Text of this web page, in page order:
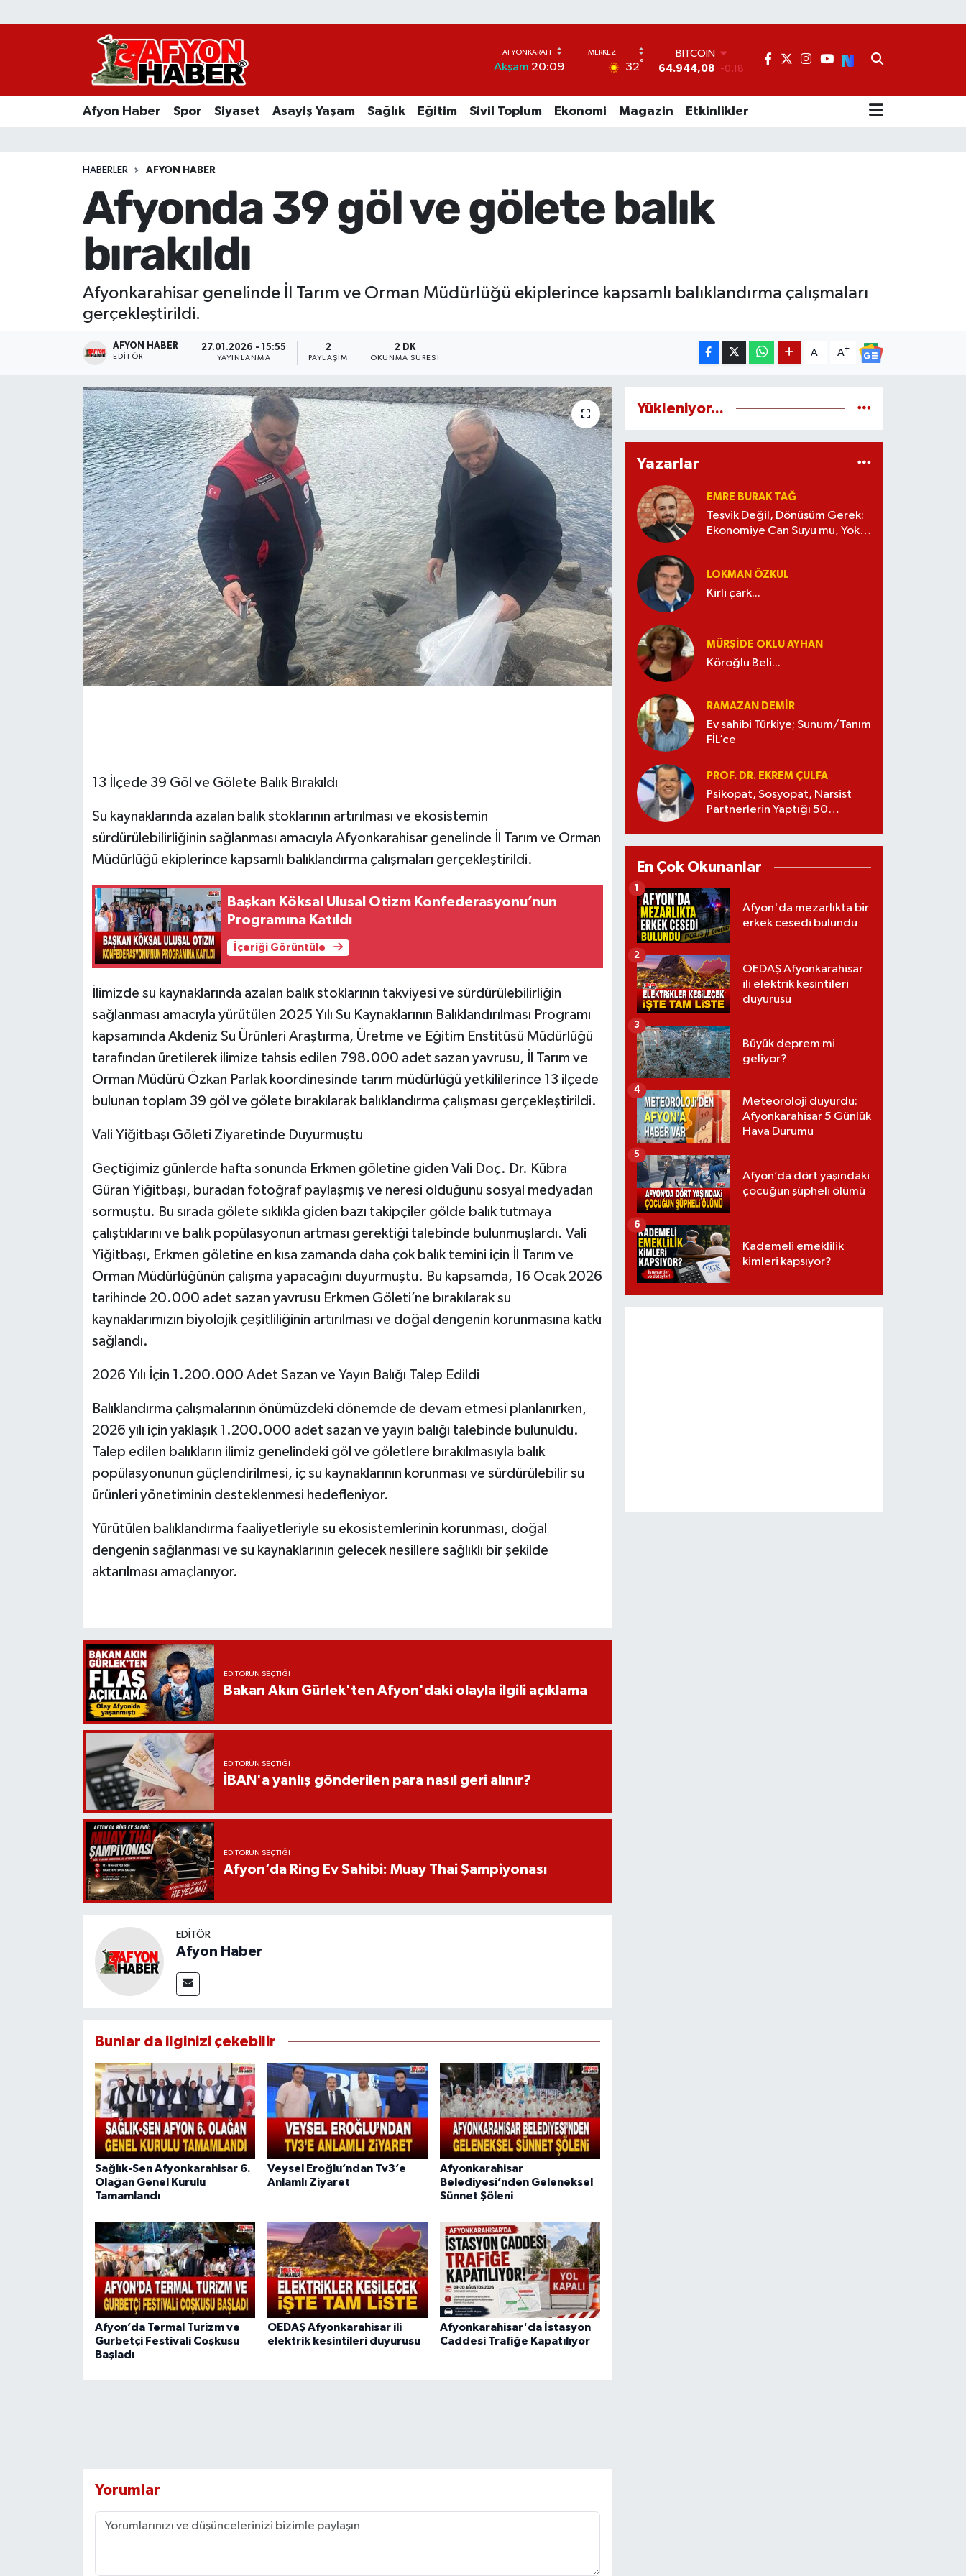
Akşam 20:09 32°
64.944,08 -0.18
DOLAR
EURO
55,2510 0.32
13.779 -14
Afyon Haber Spor Siyaset Asayiş Yaşam Sağlık Eğitim Sivil Toplum Ekonomi Magazin Etkinlikler
HABERLER AFYON HABER
Afyonda 39 göl ve gölete balık
bırakıldı
Afyonkarahisar genelinde İl Tarım ve Orman Müdürlüğü ekiplerince kapsamlı balıklandırma çalışmaları
gerçekleştirildi.
AFYON HABER
EDITÖR
27.01.2026 - 15:55
YAYINLANMA
2
PAYLAŞIM
2 DK
OKUNMA SÜRESI
A- A+
13 İlçede 39 Göl ve Gölete Balık Bırakıldı
Su kaynaklarında azalan balık stoklarının artırılması ve ekosistemin
sürdürülebilirliğinin sağlanması amacıyla Afyonkarahisar genelinde İl Tarım ve Orman
Müdürlüğü ekiplerince kapsamlı balıklandırma çalışmaları gerçekleştirildi.
Başkan Köksal Ulusal Otizm Konfederasyonu’nun
Programına Katıldı
İçeriği Görüntüle
İlimizde su kaynaklarında azalan balık stoklarının takviyesi ve sürdürülebilirliğin
sağlanması amacıyla yürütülen 2025 Yılı Su Kaynaklarının Balıklandırılması Programı
kapsamında Akdeniz Su Ürünleri Araştırma, Üretme ve Eğitim Enstitüsü Müdürlüğü
tarafından üretilerek ilimize tahsis edilen 798.000 adet sazan yavrusu, İl Tarım ve
Orman Müdürü Özkan Parlak koordinesinde tarım müdürlüğü yetkililerince 13 ilçede
bulunan toplam 39 göl ve gölete bırakılarak balıklandırma çalışması gerçekleştirildi.
Vali Yiğitbaşı Göleti Ziyaretinde Duyurmuştu
Geçtiğimiz günlerde hafta sonunda Erkmen göletine giden Vali Doç. Dr. Kübra
Güran Yiğitbaşı, buradan fotoğraf paylaşmış ve neresi olduğunu sosyal medyadan
sormuştu. Bu sırada gölete sıklıkla giden bazı takipçiler gölde balık tutmaya
çalıştıklarını ve balık popülasyonun artması gerektiği talebinde bulunmuşlardı. Vali
Yiğitbaşı, Erkmen göletine en kısa zamanda daha çok balık temini için İl Tarım ve
Orman Müdürlüğünün çalışma yapacağını duyurmuştu. Bu kapsamda, 16 Ocak 2026
tarihinde 20.000 adet sazan yavrusu Erkmen Göleti’ne bırakılarak su
kaynaklarımızın biyolojik çeşitliliğinin artırılması ve doğal dengenin korunmasına katkı
sağlandı.
2026 Yılı İçin 1.200.000 Adet Sazan ve Yayın Balığı Talep Edildi
Balıklandırma çalışmalarının önümüzdeki dönemde de devam etmesi planlanırken,
2026 yılı için yaklaşık 1.200.000 adet sazan ve yayın balığı talebinde bulunuldu.
Talep edilen balıkların ilimiz genelindeki göl ve göletlere bırakılmasıyla balık
popülasyonunun güçlendirilmesi, iç su kaynaklarının korunması ve sürdürülebilir su
ürünleri yönetiminin desteklenmesi hedefleniyor.
Yürütülen balıklandırma faaliyetleriyle su ekosistemlerinin korunması, doğal
dengenin sağlanması ve su kaynaklarının gelecek nesillere sağlıklı bir şekilde
aktarılması amaçlanıyor.
EDITÖRÜN SEÇTIĞI
Bakan Akın Gürlek'ten Afyon'daki olayla ilgili açıklama
EDITÖRÜN SEÇTIĞI
İBAN'a yanlış gönderilen para nasıl geri alınır?
EDITÖRÜN SEÇTIĞI
Afyon’da Ring Ev Sahibi: Muay Thai Şampiyonası
EDITÖR
Afyon Haber
Bunlar da ilginizi çekebilir
Sağlık-Sen Afyonkarahisar 6.
Olağan Genel Kurulu
Tamamlandı
Veysel Eroğlu’ndan Tv3’e
Anlamlı Ziyaret
Afyonkarahisar
Belediyesi’nden Geleneksel
Sünnet Şöleni
Afyon’da Termal Turizm ve
Gurbetçi Festivali Coşkusu
Başladı
OEDAŞ Afyonkarahisar ili
elektrik kesintileri duyurusu
Afyonkarahisar'da İstasyon
Caddesi Trafiğe Kapatılıyor
Yorumlar
Yükleniyor...
Yazarlar
EMRE BURAK TAĞ
Teşvik Değil, Dönüşüm Gerek:
Ekonomiye Can Suyu mu, Yoksa
LOKMAN ÖZKUL
Kirli çark...
MÜRŞIDE OKLU AYHAN
Köroğlu Beli...
RAMAZAN DEMİR
Ev sahibi Türkiye; Sunum/Tanım
FİL’ce
PROF. DR. EKREM ÇULFA
Psikopat, Sosyopat, Narsist
Partnerlerin Yaptığı 50
En Çok Okunanlar
Afyon'da mezarlıkta bir
erkek cesedi bulundu
1
OEDAŞ Afyonkarahisar
ili elektrik kesintileri
duyurusu
2
Büyük deprem mi
geliyor?
3
Meteoroloji duyurdu:
Afyonkarahisar 5 Günlük
Hava Durumu
4
Afyon’da dört yaşındaki
çocuğun şüpheli ölümü
5
Kademeli emeklilik
kimleri kapsıyor?
6
Afyon Haber
Asayiş Yaşam
Sivil Toplum
Ekonomi
Magazin